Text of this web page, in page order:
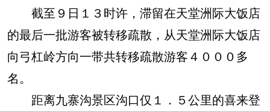
截至９日１３时许，滞留在天堂洲际大饭店
的最后一批游客被转移疏散，从天堂洲际大饭店
向弓杠岭方向一带共转移疏散游客４０００多
名。
距离九寨沟景区沟口仅１．５公里的喜来登